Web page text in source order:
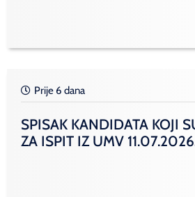
Prije 6 dana
SPISAK KANDIDATA KOJI
ZA ISPIT IZ UMV